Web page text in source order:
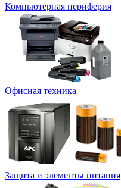
Компьютерная периферия
Офисная техника
Защита и элементы питания